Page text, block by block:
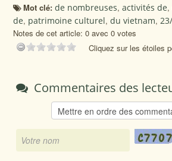
Mot clé:de nombreuses,activités de,
de, patrimoine culturel,du vietnam,
Notes de cet article: 0 avec 0 votes
Cliquez sur les étoiles
Commentaires des